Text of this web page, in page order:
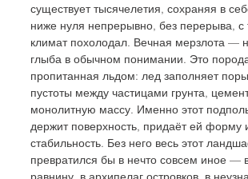
существует тысячелетия, сохраняя в
ниже нуля непрерывно, без перерыва, с
климат похолодал. Вечная мерзлота —
глыба в обычном понимании. Это
пропитанная льдом: лед заполняет
пустоты между частицами грунта,
монолитную массу. Именно этот
держит поверхность, придаёт ей форму
стабильность. Без него весь этот
превратился бы в нечто совсем иное —